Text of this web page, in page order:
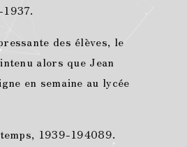
des élèves, le
alors que Jean
en semaine au lycée
1939-194089.